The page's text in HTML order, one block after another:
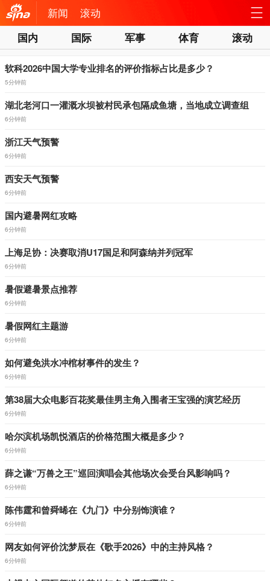
机新
浪网
站
新闻 滚动
国内 国际 军事 体育 滚动
软科2026中国大学专业排名的评价指标占比是多少？
5分钟前
湖北老河口一灌溉水坝被村民承包隔成鱼塘，当地成立调查组
6分钟前
浙江天气预警
6分钟前
西安天气预警
6分钟前
国内避暑网红攻略
6分钟前
上海足协：决赛取消U17国足和阿森纳并列冠军
6分钟前
暑假避暑景点推荐
6分钟前
暑假网红主题游
6分钟前
如何避免洪水冲棺材事件的发生？
6分钟前
第38届大众电影百花奖最佳男主角入围者王宝强的演艺经历
6分钟前
哈尔滨机场凯悦酒店的价格范围大概是多少？
6分钟前
薛之谦“万兽之王”巡回演唱会其他场次会受台风影响吗？
6分钟前
陈伟霆和曾舜晞在《九门》中分别饰演谁？
6分钟前
网友如何评价沈梦辰在《歌手2026》中的主持风格？
6分钟前